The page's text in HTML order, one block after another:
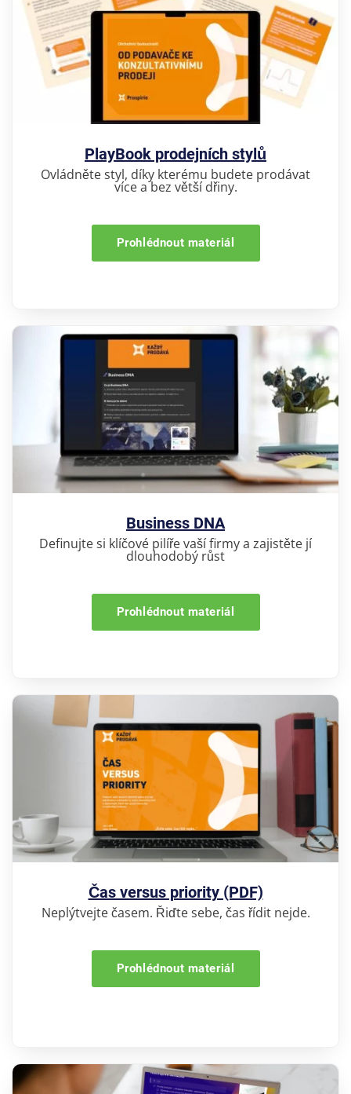
PlayBook prodejních stylů
Ovládněte styl, díky kterému budete prodávat
více a bez větší dřiny.
Prohlédnout materiál
Business DNA
Definujte si klíčové pilíře vaší firmy a zajistěte jí
dlouhodobý růst
Prohlédnout materiál
Čas versus priority (PDF)
Neplýtvejte časem. Řiďte sebe, čas řídit nejde.
Prohlédnout materiál